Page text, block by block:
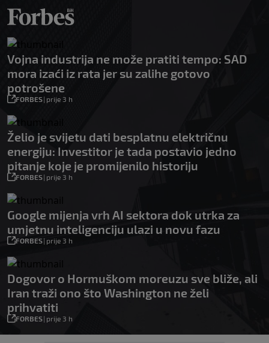
Vojna industrija ne može pratiti tempo: SAD
mora izaći iz rata jer su zalihe gotovo
potrošene
FORBES| prije 3 h
Želio je svijetu dati besplatnu električnu
energiju: Investitor je tada postavio jedno
pitanje koje je promijenilo historiju
FORBES| prije 3 h
Google mijenja vrh AI sektora dok utrka za
umjetnu inteligenciju ulazi u novu fazu
FORBES| prije 3 h
Dogovor o Hormuškom moreuzu sve bliže, ali
Iran traži ono što Washington ne želi
prihvatiti
FORBES| prije 3 h